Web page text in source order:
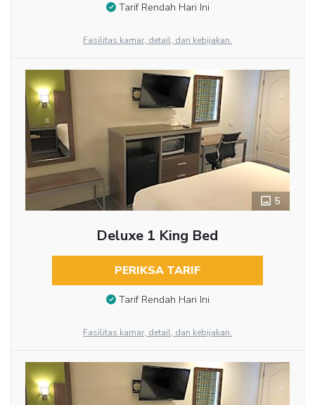
Tarif Rendah Hari Ini
Fasilitas kamar, detail, dan kebijakan.
5
Deluxe 1 King Bed
PERIKSA TARIF
Tarif Rendah Hari Ini
Fasilitas kamar, detail, dan kebijakan.